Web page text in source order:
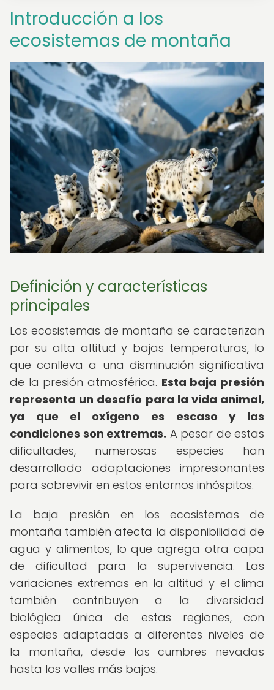
Introducción a los
ecosistemas de montaña
Definición y características
principales
Los ecosistemas de montaña se caracterizan
por su alta altitud y bajas temperaturas, lo
que conlleva a una disminución significativa
de la presión atmosférica. Esta baja presión
representa un desafío para la vida animal,
ya que el oxígeno es escaso y las
condiciones son extremas. A pesar de estas
dificultades, numerosas especies han
desarrollado adaptaciones impresionantes
para sobrevivir en estos entornos inhóspitos.
La baja presión en los ecosistemas de
montaña también afecta la disponibilidad de
agua y alimentos, lo que agrega otra capa
de dificultad para la supervivencia. Las
variaciones extremas en la altitud y el clima
también contribuyen a la diversidad
biológica única de estas regiones, con
especies adaptadas a diferentes niveles de
la montaña, desde las cumbres nevadas
hasta los valles más bajos.